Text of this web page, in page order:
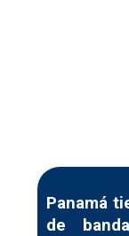
Panamá
de